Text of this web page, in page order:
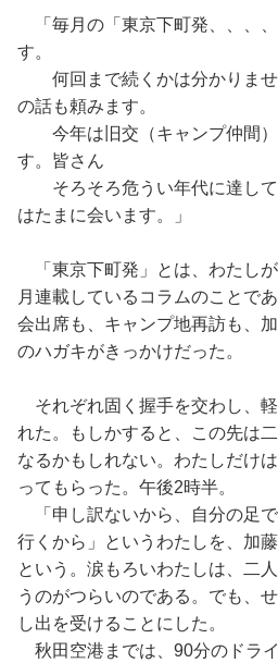
「毎月の「東京下町発、、、
す。
何回まで続くかは分かりませ
の話も頼みます。
今年は旧交（キャンプ仲間）
す。皆さん
そろそろ危うい年代に達して
はたまに会います。」
「東京下町発」とは、わたし
月連載しているコラムのことで
会出席も、キャンプ地再訪も、
のハガキがきっかけだった。
それぞれ固く握手を交わし、
れた。もしかすると、この先は
なるかもしれない。わたしだけ
ってもらった。午後2時半。
「申し訳ないから、自分の足
行くから」というわたしを、加
という。涙もろいわたしは、二
うのがつらいのである。でも、
し出を受けることにした。
秋田空港までは、90分のドラ